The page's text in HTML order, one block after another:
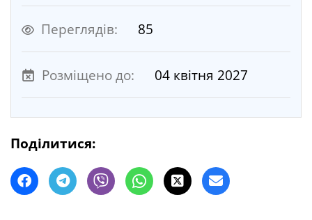
Переглядів: 85
Розміщено до: 04 квітня 2027
Поділитися: